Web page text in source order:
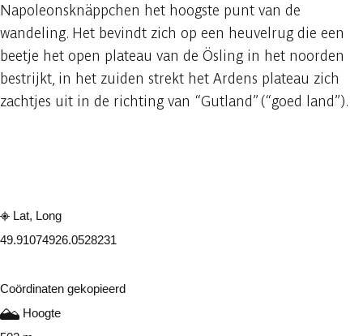
Napoleonsknäppchen het hoogste punt van de
wandeling. Het bevindt zich op een heuvelrug die een
beetje het open plateau van de Ösling in het noorden
bestrijkt, in het zuiden strekt het Ardens plateau zich
zachtjes uit in de richting van “Gutland” (“goed land”).
Lat, Long
49.91074926.0528231
Coördinaten gekopieerd
Hoogte